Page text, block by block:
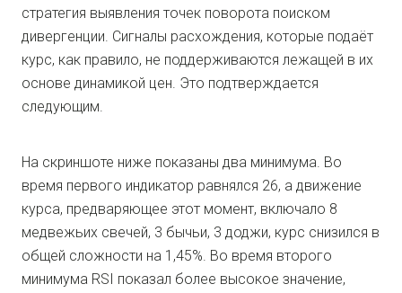
стратегия выявления точек поворота поиском
дивергенции. Сигналы расхождения, которые подаёт
курс, как правило, не поддерживаются лежащей в их
основе динамикой цен. Это подтверждается
следующим.
На скриншоте ниже показаны два минимума. Во
время первого индикатор равнялся 26, а движение
курса, предваряющее этот момент, включало 8
медвежьих свечей, 3 бычьи, 3 доджи, курс снизился в
общей сложности на 1,45%. Во время второго
минимума RSI показал более высокое значение,